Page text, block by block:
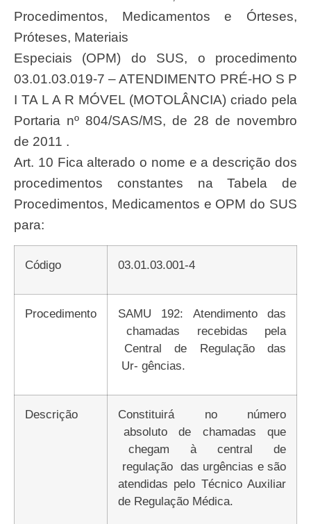
Procedimentos, Medicamentos e Órteses,
Próteses, Materiais
Especiais (OPM) do SUS, o procedimento
03.01.03.019-7 – ATENDIMENTO PRÉ-HO S P
I TA L A R MÓVEL (MOTOLÂNCIA) criado pela
Portaria nº 804/SAS/MS, de 28 de novembro
de 2011 .
Art. 10 Fica alterado o nome e a descrição dos
procedimentos constantes na Tabela de
Procedimentos, Medicamentos e OPM do SUS
para:
Código 03.01.03.001-4
Procedimento
SAMU 192: Atendimento das
chamadas recebidas pela
Central de Regulação das
Ur- gências.
Descrição
Constituirá no número
absoluto de chamadas que
chegam à central de
regulação das urgências e são
atendidas pelo Técnico Auxiliar
de Regulação Médica.